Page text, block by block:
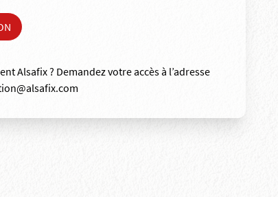
Alsafix ? Demandez votre accès à l’adresse